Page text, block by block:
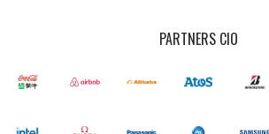
PARTNERS CIO